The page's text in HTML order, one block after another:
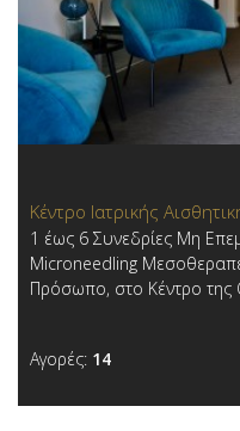
Κέντρο Ιατρικής
1 έως 6 Συνεδρίες Μη
Microneedling
Πρόσωπο, στο Κέντρο της
Αγορές: 14